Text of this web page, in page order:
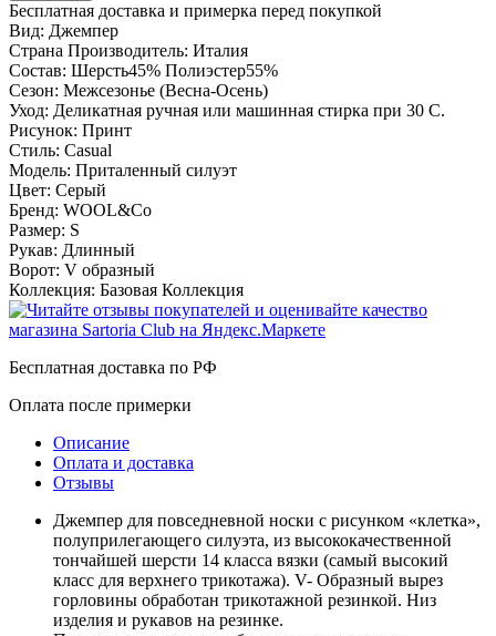
Бесплатная доставка и примерка перед покупкой
Вид: Джемпер
Страна Производитель: Италия
Состав: Шерсть45% Полиэстер55%
Сезон: Межсезонье (Весна-Осень)
Уход: Деликатная ручная или машинная стирка при 30 С.
Рисунок: Принт
Стиль: Casual
Модель: Приталенный силуэт
Цвет: Серый
Бренд: WOOL&Co
Размер: S
Рукав: Длинный
Ворот: V образный
Коллекция: Базовая Коллекция
Бесплатная доставка по РФ
Оплата после примерки
Описание
Оплата и доставка
Отзывы
Джемпер для повседневной носки с рисунком «клетка»,
полуприлегающего силуэта, из высококачественной
тончайшей шерсти 14 класса вязки (самый высокий
класс для верхнего трикотажа). V- Образный вырез
горловины обработан трикотажной резинкой. Низ
изделия и рукавов на резинке.